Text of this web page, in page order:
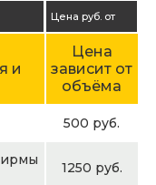
Цена руб. от
и
Цена
зависит от
объёма
500 руб.
1250 руб.